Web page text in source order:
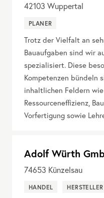
42103 Wuppertal
PLANER
Trotz der Vielfalt an
Bauaufgaben sind wir
spezialisiert. Diese
Kompetenzen bündeln
inhaltlichen Feldern wie
Ressourceneffizienz,
Vorfertigung sowie
Adolf Würth
74653 Künzelsau
HANDEL HERSTELLER